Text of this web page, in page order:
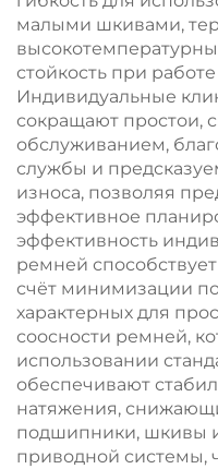
малыми шкивами,
стойкость при
Индивидуальные
сокращают простои,
обслуживанием,
службы и
износа, позволяя
эффективное
эффективность
ремней
счёт минимизации
характерных для
соосности ремней,
использовании
обеспечивают
натяжения,
подшипники, шкивы
приводной системы,